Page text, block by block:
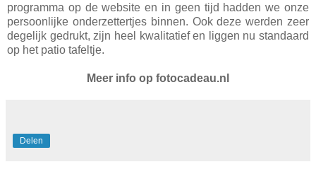
programma op de website en in geen tijd hadden we onze
persoonlijke onderzettertjes binnen. Ook deze werden zeer
degelijk gedrukt, zijn heel kwalitatief en liggen nu standaard
op het patio tafeltje.
Meer info op fotocadeau.nl
Delen